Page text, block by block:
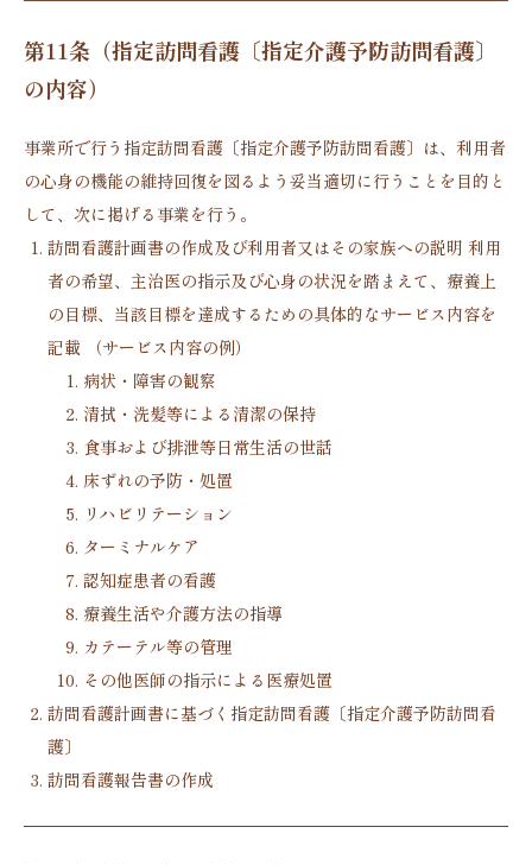
第11条（指定訪問看護〔指定介護予防訪問看護〕
の内容）
事業所で行う指定訪問看護〔指定介護予防訪問看護〕は、利用者
の心身の機能の維持回復を図るよう妥当適切に行うことを目的と
して、次に掲げる事業を行う。
訪問看護計画書の作成及び利用者又はその家族への説明 利用
者の希望、主治医の指示及び心身の状況を踏まえて、療養上
の目標、当該目標を達成するための具体的なサービス内容を
記載 （サービス内容の例）
病状・障害の観察
清拭・洗髪等による清潔の保持
食事および排泄等日常生活の世話
床ずれの予防・処置
リハビリテーション
ターミナルケア
認知症患者の看護
療養生活や介護方法の指導
カテーテル等の管理
その他医師の指示による医療処置
訪問看護計画書に基づく指定訪問看護〔指定介護予防訪問看
護〕
訪問看護報告書の作成